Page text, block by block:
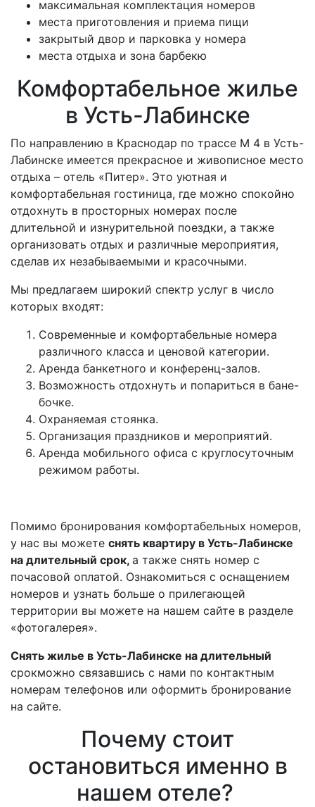
максимальная комплектация номеров
места приготовления и приема пищи
закрытый двор и парковка у номера
места отдыха и зона барбекю
Комфортабельное жилье
в Усть-Лабинске
По направлению в Краснодар по трассе М 4 в Усть-
Лабинске имеется прекрасное и живописное место
отдыха – отель «Питер». Это уютная и
комфортабельная гостиница, где можно спокойно
отдохнуть в просторных номерах после
длительной и изнурительной поездки, а также
организовать отдых и различные мероприятия,
сделав их незабываемыми и красочными.
Мы предлагаем широкий спектр услуг в число
которых входят:
Современные и комфортабельные номера
различного класса и ценовой категории.
Аренда банкетного и конференц-залов.
Возможность отдохнуть и попариться в бане-
бочке.
Охраняемая стоянка.
Организация праздников и мероприятий.
Аренда мобильного офиса с круглосуточным
режимом работы.
Помимо бронирования комфортабельных номеров,
у нас вы можете снять квартиру в Усть-Лабинске
на длительный срок, а также снять номер с
почасовой оплатой. Ознакомиться с оснащением
номеров и узнать больше о прилегающей
территории вы можете на нашем сайте в разделе
«фотогалерея».
Снять жилье в Усть-Лабинске на длительный
срокможно связавшись с нами по контактным
номерам телефонов или оформить бронирование
на сайте.
Почему стоит
остановиться именно в
нашем отеле?